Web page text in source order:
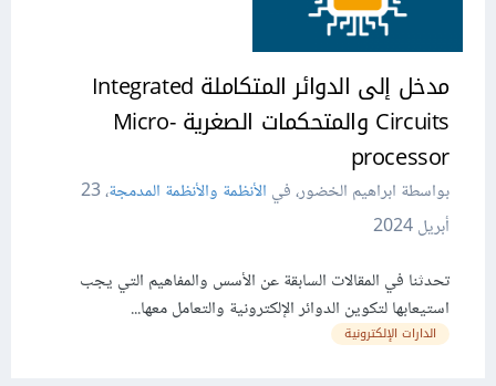
مدخل إلى الدوائر المتكاملة Integrated
Circuits والمتحكمات الصغرية Micro-
processor
بواسطة ابراهيم الخضور، في الأنظمة والأنظمة المدمجة،23
أبريل 2024
تحدثنا في المقالات السابقة عن اﻷسس والمفاهيم التي يجب
استيعابها لتكوين الدوائر اﻹلكترونية والتعامل معها...
الدارات الإلكترونية